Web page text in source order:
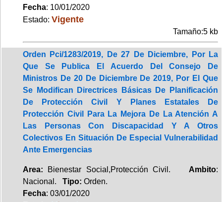
Fecha: 10/01/2020
Estado: Vigente
Tamaño:5 kb
Orden Pci/1283/2019, De 27 De Diciembre, Por La
Que Se Publica El Acuerdo Del Consejo De
Ministros De 20 De Diciembre De 2019, Por El Que
Se Modifican Directrices Básicas De Planificación
De Protección Civil Y Planes Estatales De
Protección Civil Para La Mejora De La Atención A
Las Personas Con Discapacidad Y A Otros
Colectivos En Situación De Especial Vulnerabilidad
Ante Emergencias
Area: Bienestar Social,Protección Civil. Ambito:
Nacional. Tipo: Orden.
Fecha: 03/01/2020